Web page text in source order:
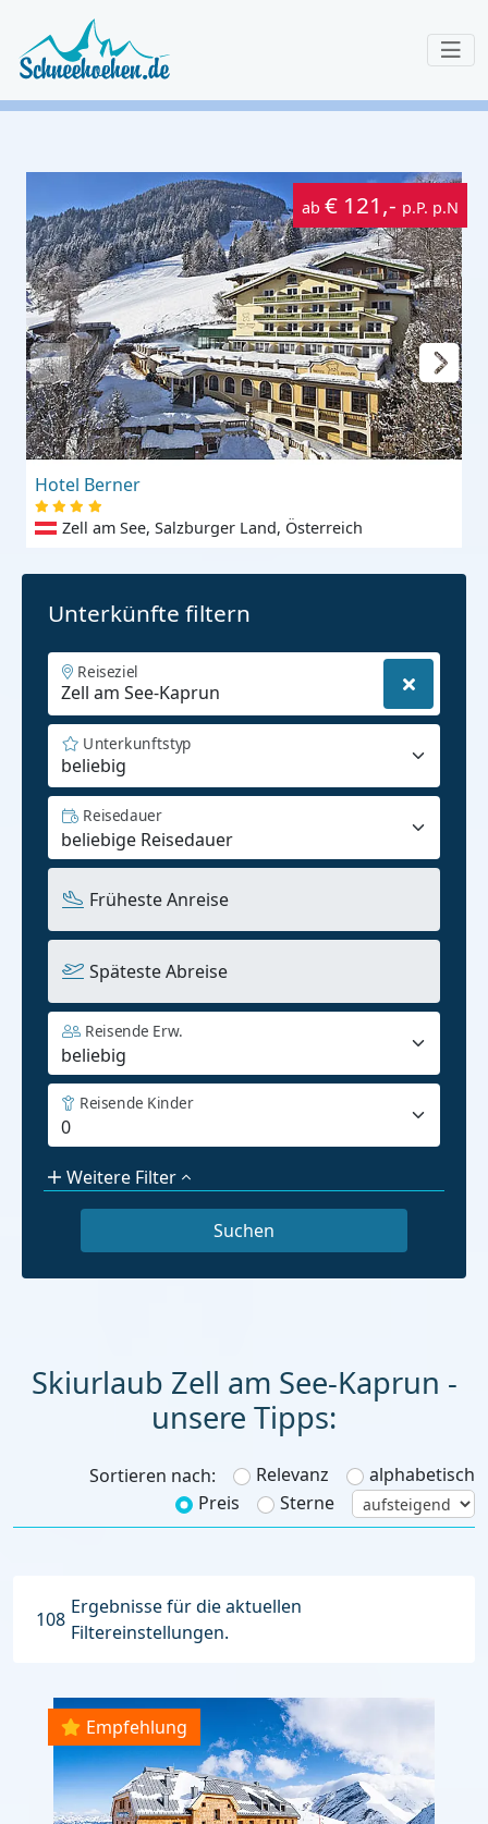
ab € 121,- p.P. p.N
Hotel Berner
Zell am See, Salzburger Land, Österreich
Unterkünfte filtern
Reiseziel
beliebig
Unterkunftstyp
Reisedauer
Früheste Anreise
Späteste Abreise
Reisende Erw.
Reisende Kinder
Weitere Filter
Skiurlaub Zell am See-Kaprun -
unsere Tipps:
Sortieren nach: Relevanz
alphabetisch
Preis
Sterne
108
Ergebnisse für die aktuellen
Filtereinstellungen.
Empfehlung